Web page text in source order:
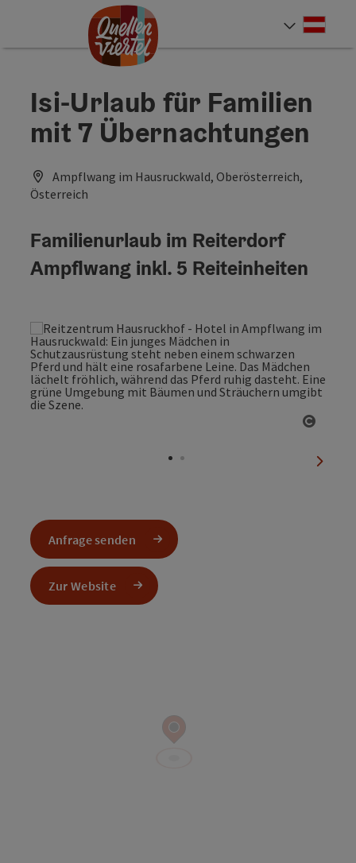
Zum InhaltAccesskey
[0]
Zur Navigation Accesskey
[1]
Zum Seitenanfang Accesskey
[2]
Isi-Urlaub für Familien
mit 7 Übernachtungen
Ampflwang im Hausruckwald, Oberösterreich,
Österreich
Familienurlaub im Reiterdorf
Ampflwang inkl. 5 Reiteinheiten
Anfrage senden
Zur Website